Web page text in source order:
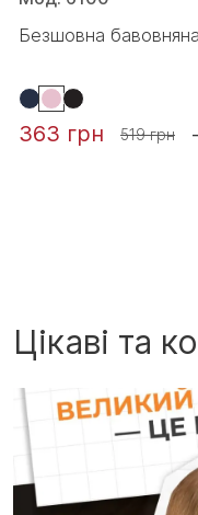
Безшовна
363 грн 519 грн
Цікаві та